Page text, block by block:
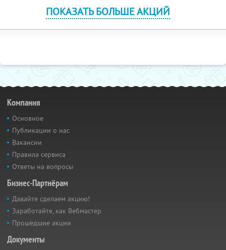
ПОКАЗАТЬ БОЛЬШЕ АКЦИЙ
Компания
Основное
Публикации о нас
Вакансии
Правила сервиса
Ответы на вопросы
Бизнес-Партнёрам
Давайте сделаем акцию!
Заработайте, как Вебмастер
Прошедшие акции
Документы